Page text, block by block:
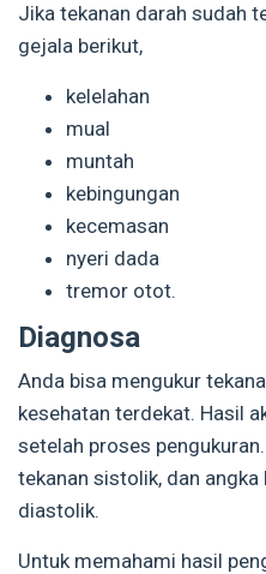
Jika tekanan darah sudah
gejala berikut,
kelelahan
mual
muntah
kebingungan
kecemasan
nyeri dada
tremor otot.
Diagnosa
Anda bisa mengukur
kesehatan terdekat. Hasil
setelah proses
tekanan sistolik, dan angka
diastolik.
Untuk memahami hasil